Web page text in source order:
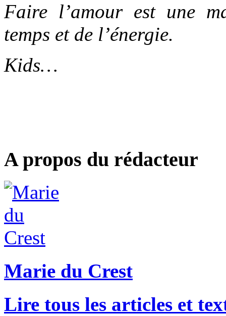
Faire l’amour est une
temps et de l’énergie.
Kids…
A propos du rédacteur
Marie du Crest
Lire tous les articles et